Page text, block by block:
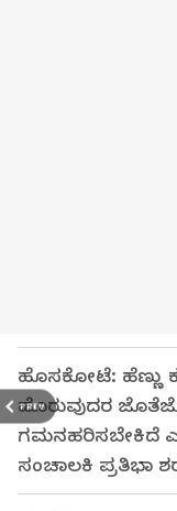
PREV
ಹೊಸಕೋಟೆ: ಹೆಣ್ಣು
ಹೊರುವುದರ
ಗಮನಹರಿಸಬೇಕಿದೆ
ಸಂಚಾಲಕಿ ಪ್ರತಿಭಾ